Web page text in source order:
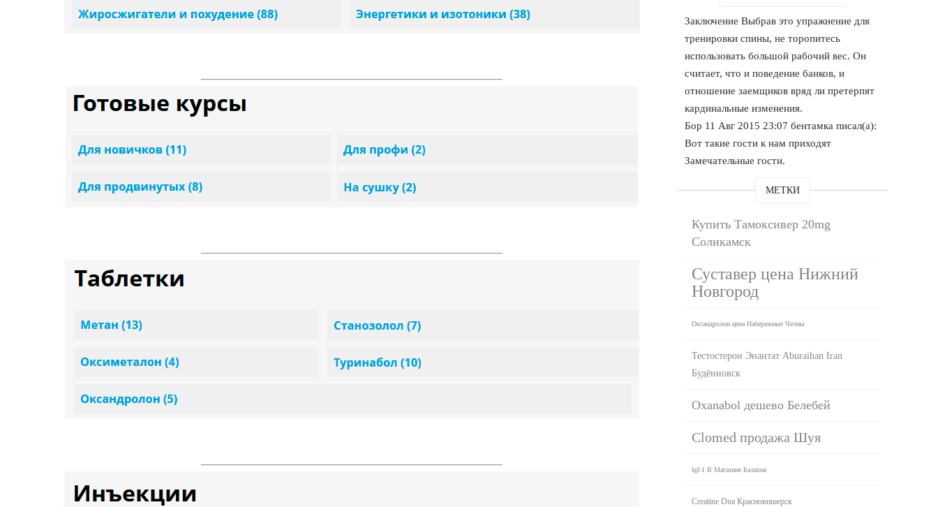
Заключение Выбрав это упражнение для
тренировки спины, не торопитесь
использовать большой рабочий вес. Он
считает, что и поведение банков, и
отношение заемщиков вряд ли претерпят
кардинальные изменения.
Бор 11 Авг 2015 23:07 бентамка писал(а):
Вот такие гости к нам приходят
Замечательные гости.
МЕТКИ
Купить Тамоксивер 20mg
Соликамск
Суставер цена Нижний
Новгород
Оксандролон цена Набережные Челны
Тестостерон Энантат Aburaihan Iran
Будённовск
Oxanabol дешево Белебей
Clomed продажа Шуя
Igf-1 В Магазине Балахна
Creatine Dna Красновишерск